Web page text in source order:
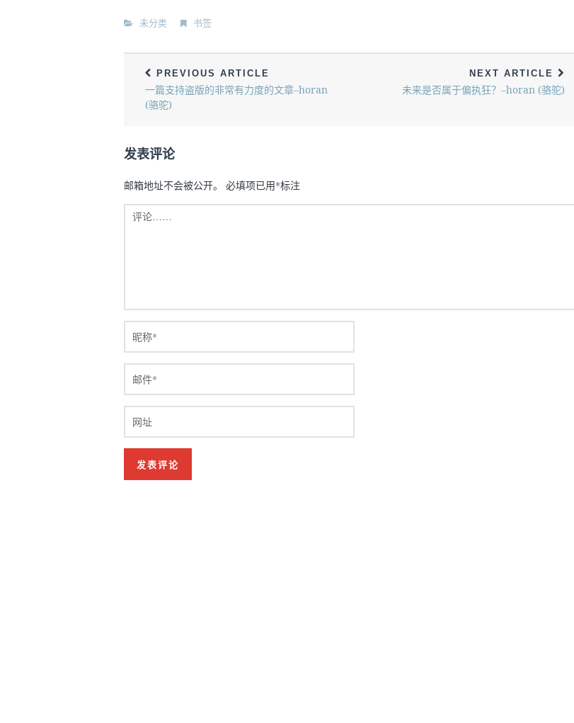
未分类 书签
PREVIOUS ARTICLE
一篇支持盗版的非常有力度的文章–horan
(骆驼)
NEXT ARTICLE
未来是否属于偏执狂？–horan (骆驼)
发表评论
邮箱地址不会被公开。 必填项已用*标注